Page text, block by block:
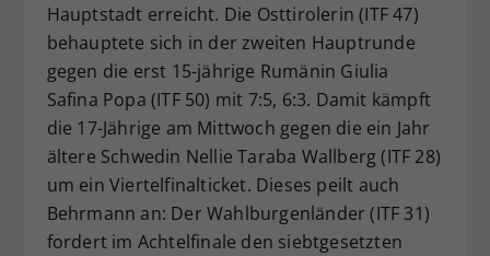
Hauptstadt erreicht. Die Osttirolerin (ITF 47)
behauptete sich in der zweiten Hauptrunde
gegen die erst 15-jährige Rumänin Giulia
Safina Popa (ITF 50) mit 7:5, 6:3. Damit kämpft
die 17-Jährige am Mittwoch gegen die ein Jahr
ältere Schwedin Nellie Taraba Wallberg (ITF 28)
um ein Viertelfinalticket. Dieses peilt auch
Behrmann an: Der Wahlburgenländer (ITF 31)
fordert im Achtelfinale den siebtgesetzten
Webseiten-Betreiber dies eingestellt
hat.